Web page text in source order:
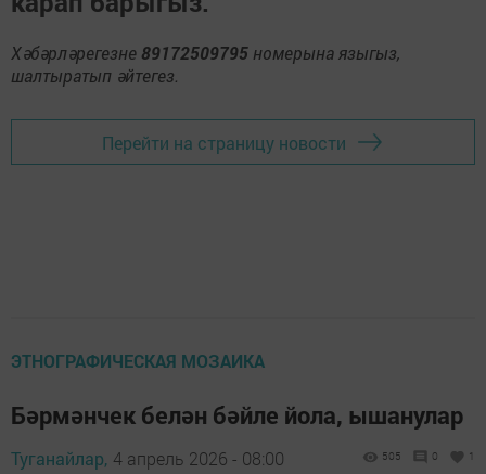
Хәбәрләрегезне 89172509795 номерына языгыз,
шалтыратып әйтегез.
Перейти на страницу новости
ЭТНОГРАФИЧЕСКАЯ МОЗАИКА
Бәрмәнчек белән бәйле йола, ышанулар
Туганайлар, 4 апрель 2026 - 08:00 505 0 1